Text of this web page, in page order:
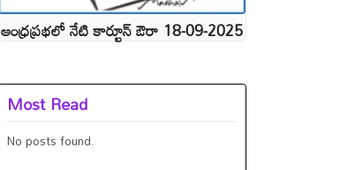
ఆంధ్రప్రభలో నేటి కార్టూన్ ఔరా 18-09-2025
Most Read
No posts found.